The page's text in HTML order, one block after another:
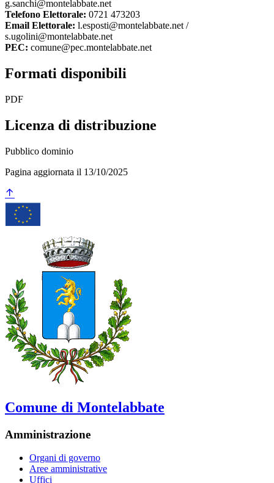
g.sanchi@montelabbate.net
Telefono Elettorale: 0721 473203
Email Elettorale: l.esposti@montelabbate.net /
s.ugolini@montelabbate.net
PEC: comune@pec.montelabbate.net
Formati disponibili
PDF
Licenza di distribuzione
Pubblico dominio
Pagina aggiornata il 13/10/2025
Comune di Montelabbate
Amministrazione
Organi di governo
Aree amministrative
Uffici